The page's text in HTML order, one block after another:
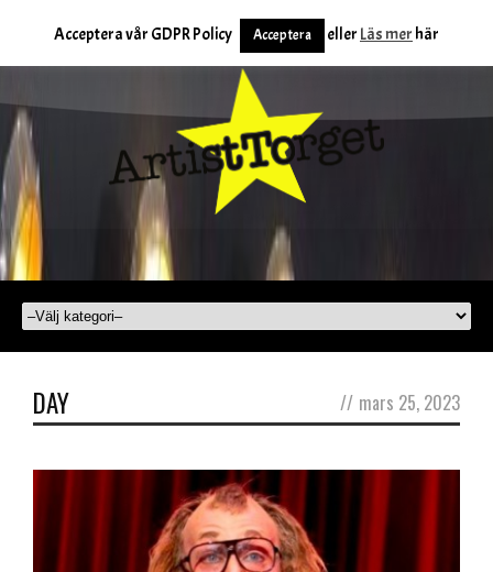
DAY // mars 25, 2023
Acceptera vår GDPR Policy Acceptera eller Läs mer här